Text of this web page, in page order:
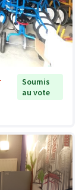
Soumis
au vote